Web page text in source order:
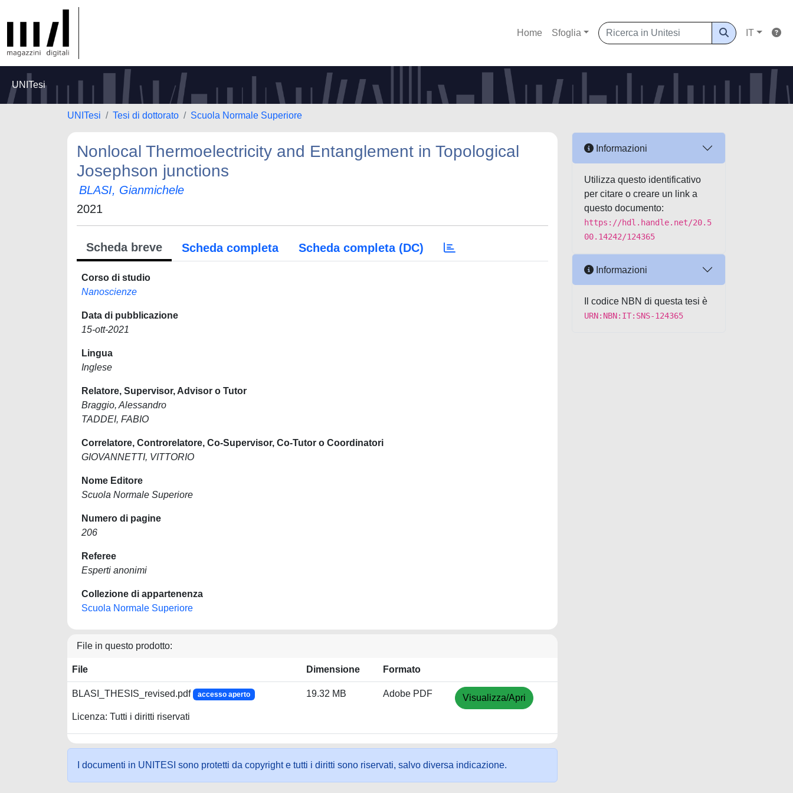
Home Sfoglia IT
UNITesi
UNITesi Tesi di dottorato Scuola Normale Superiore
Nonlocal Thermoelectricity and Entanglement in Topological
Josephson junctions
BLASI, Gianmichele
2021
Scheda breve Scheda completa Scheda completa (DC)
Corso di studio
Nanoscienze
Data di pubblicazione
15-ott-2021
Lingua
Inglese
Relatore, Supervisor, Advisor o Tutor
Braggio, Alessandro
TADDEI, FABIO
Correlatore, Controrelatore, Co-Supervisor, Co-Tutor o Coordinatori
GIOVANNETTI, VITTORIO
Nome Editore
Scuola Normale Superiore
Numero di pagine
206
Referee
Esperti anonimi
Collezione di appartenenza
Scuola Normale Superiore
File in questo prodotto:
File Dimensione Formato
BLASI_THESIS_revised.pdf accesso aperto
Licenza: Tutti i diritti riservati
19.32 MB Adobe PDF Visualizza/Apri
I documenti in UNITESI sono protetti da copyright e tutti i diritti sono riservati, salvo diversa indicazione.
Informazioni
Utilizza questo identificativo
per citare o creare un link a
questo documento:
https://hdl.handle.net/20.5
00.14242/124365
Informazioni
Il codice NBN di questa tesi è
URN:NBN:IT:SNS-124365